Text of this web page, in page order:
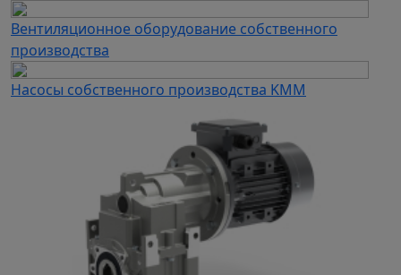
Вентиляционное оборудование собственного
производства
Насосы собственного производства KMM